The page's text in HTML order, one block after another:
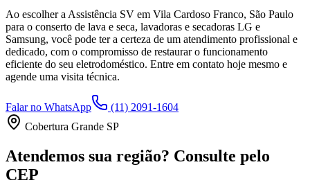
Ao escolher a Assistência SV em Vila Cardoso Franco, São Paulo
para o conserto de lava e seca, lavadoras e secadoras LG e
Samsung, você pode ter a certeza de um atendimento profissional e
dedicado, com o compromisso de restaurar o funcionamento
eficiente do seu eletrodoméstico. Entre em contato hoje mesmo e
agende uma visita técnica.
Falar no WhatsApp
(11) 2091-1604
Cobertura Grande SP
Atendemos sua região? Consulte pelo
CEP